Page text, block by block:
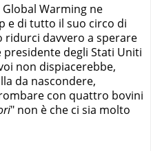
Warming ne
e di tutto il suo circo di
ridurci davvero a sperare
degli Stati Uniti
non dispiacerebbe,
da nascondere,
con quattro bovini
" non è che ci sia molto